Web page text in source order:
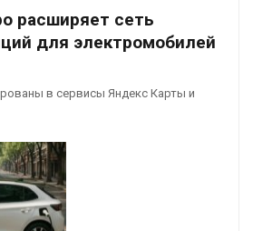
расширяет сеть
для электромобилей
в сервисы Яндекс Карты и